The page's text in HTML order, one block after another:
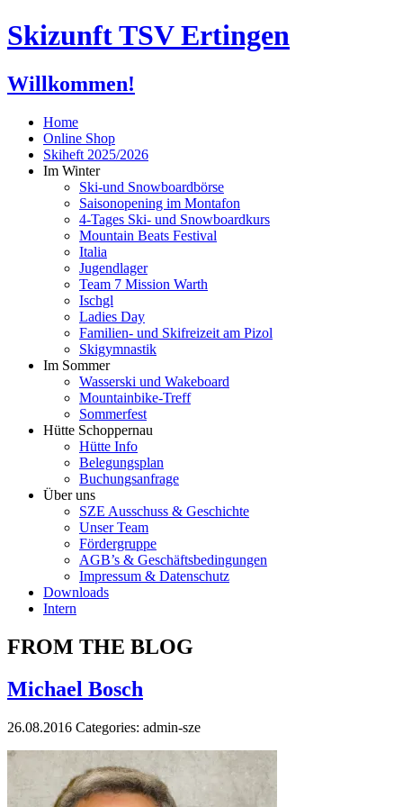
Skizunft TSV Ertingen
Willkommen!
Home
Online Shop
Skiheft 2025/2026
Im Winter
Ski-und Snowboardbörse
Saisonopening im Montafon
4-Tages Ski- und Snowboardkurs
Mountain Beats Festival
Italia
Jugendlager
Team 7 Mission Warth
Ischgl
Ladies Day
Familien- und Skifreizeit am Pizol
Skigymnastik
Im Sommer
Wasserski und Wakeboard
Mountainbike-Treff
Sommerfest
Hütte Schoppernau
Hütte Info
Belegungsplan
Buchungsanfrage
Über uns
SZE Ausschuss & Geschichte
Unser Team
Fördergruppe
AGB’s & Geschäftsbedingungen
Impressum & Datenschutz
Downloads
Intern
FROM THE BLOG
Michael Bosch
26.08.2016 Categories: admin-sze